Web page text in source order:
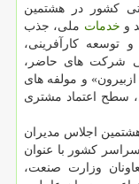
كشور در هشتمین
و خدمات ملی، جذب
توسعه كارآفرینی،
شركت های حاضر،
ازبیرون» و مولفه های
سطح اعتماد مشتری
اجلاس مدیران
كشور با عنوان
وزارت صنعت،